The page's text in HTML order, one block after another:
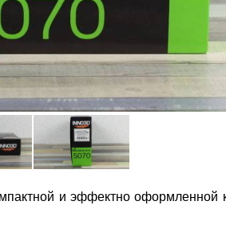
и эффектно оформленной